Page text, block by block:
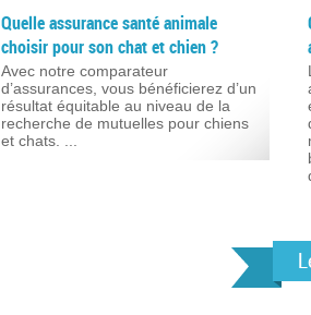
Quelle assurance santé animale
choisir pour son chat et chien ?
Avec notre comparateur
d’assurances, vous bénéficierez d’un
résultat équitable au niveau de la
recherche de mutuelles pour chiens
et chats. ...